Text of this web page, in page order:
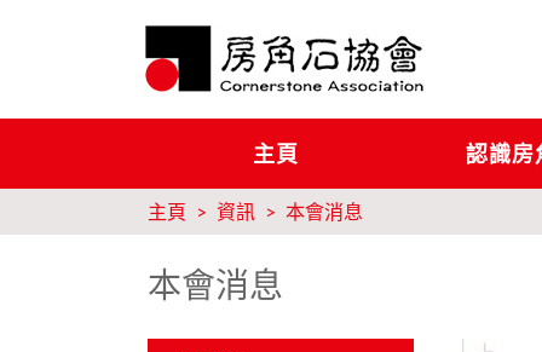
主頁 認識房
主頁 資訊 本會消息
本會消息